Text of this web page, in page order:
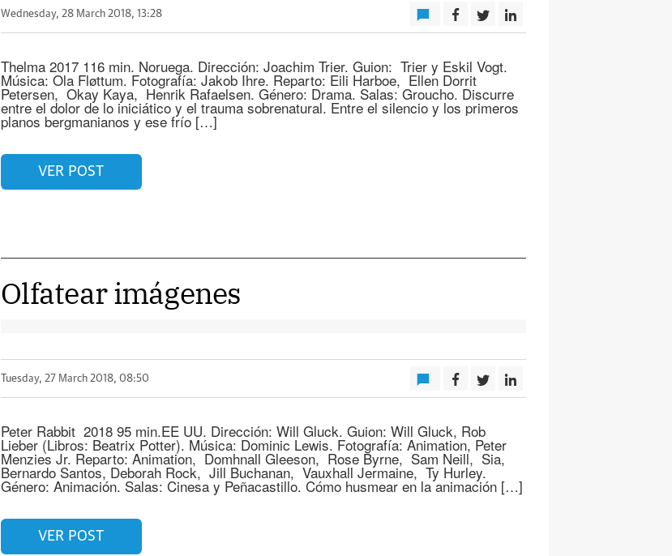
Wednesday, 28 March 2018, 13:28
Thelma 2017 116 min. Noruega. Dirección: Joachim Trier. Guion: Trier y Eskil Vogt.
Música: Ola Fløttum. Fotografía: Jakob Ihre. Reparto: Eili Harboe, Ellen Dorrit
Petersen, Okay Kaya, Henrik Rafaelsen. Género: Drama. Salas: Groucho. Discurre
entre el dolor de lo iniciático y el trauma sobrenatural. Entre el silencio y los primeros
planos bergmanianos y ese frío […]
VER POST
Olfatear imágenes
Tuesday, 27 March 2018, 08:50
Peter Rabbit 2018 95 min.EE UU. Dirección: Will Gluck. Guion: Will Gluck, Rob
Lieber (Libros: Beatrix Potter). Música: Dominic Lewis. Fotografía: Animation, Peter
Menzies Jr. Reparto: Animation, Domhnall Gleeson, Rose Byrne, Sam Neill, Sia,
Bernardo Santos, Deborah Rock, Jill Buchanan, Vauxhall Jermaine, Ty Hurley.
Género: Animación. Salas: Cinesa y Peñacastillo. Cómo husmear en la animación […]
VER POST